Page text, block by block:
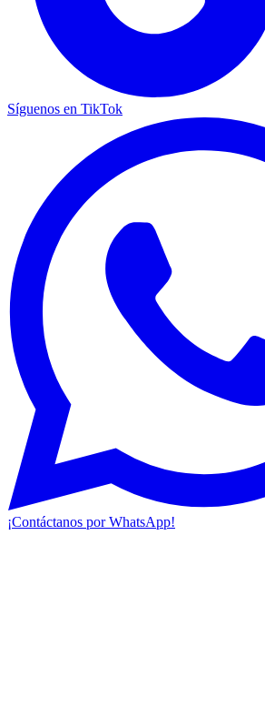
Síguenos en TikTok
¡Contáctanos por WhatsApp!